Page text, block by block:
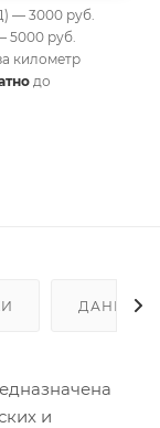
— 3000 руб.
5000 руб.
километр
до
ДАННЫЕ
и